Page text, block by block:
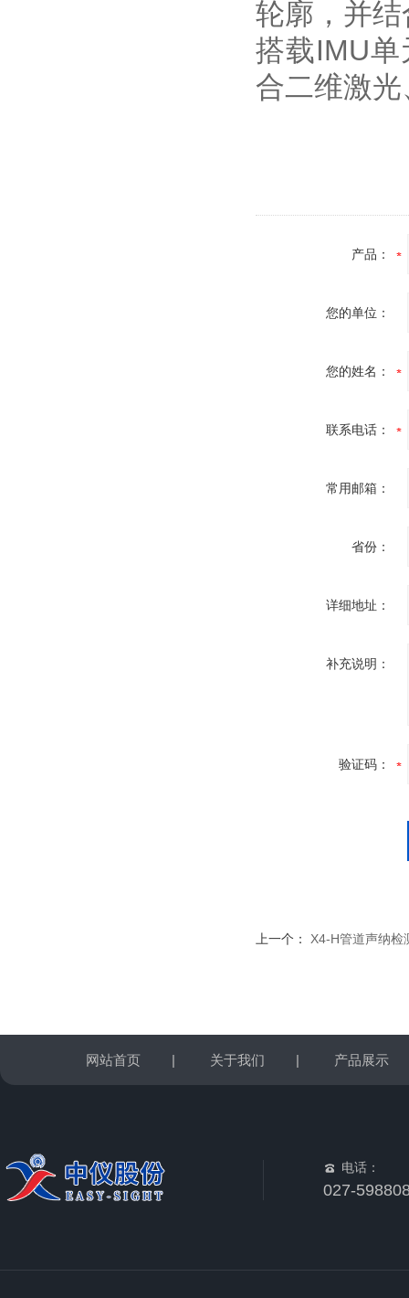
轮廓，并
搭载IMU
合二维激
产品：
您的单位：
您的姓名：
联系电话：
常用邮箱：
省份：
详细地址：
补充说明：
验证码：
上一个： X4-H管道声纳检
网站首页 | 关于我们 | 产品展示
电话：
027-